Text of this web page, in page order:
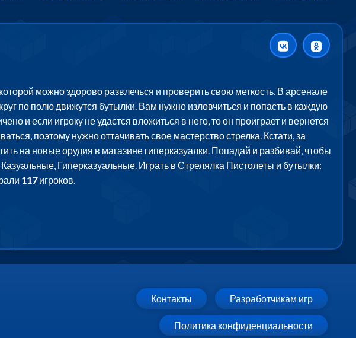
можно здорово развлечься и проверить свою меткость. В арсенале
по полю движутся бутылки. Вам нужно изловчиться и попасть в каждую
и если игроку не удастся вложиться в него, то он проиграет и вернется
поэтому нужно оттачивать свое мастерство стрелка. Кстати, за
на новые орудия в магазине гиперказуалки. Попадай и разбивай, чтобы
Гиперказуальные. Играть в Стрелялка Пистолеты и бутылки:
117игроков.
Контакты Разработчикам игр
Политика конфиденциальности